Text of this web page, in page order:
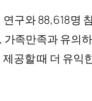
구와 88,618명
족만족과 유의
공할 때 더 유익